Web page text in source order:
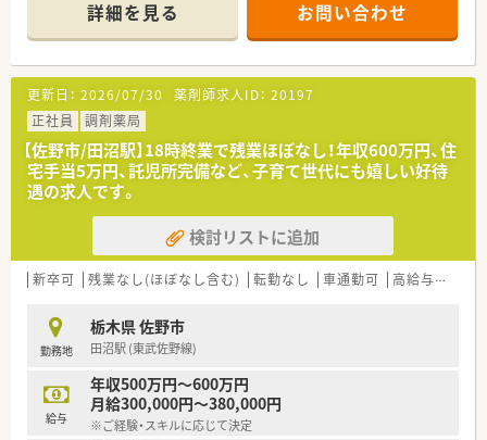
＜こんな企業です＞
■栃木県を中心に関東にて52店舗展開しているチェーン薬局で
■調剤薬局の運営の他に医療モールの企画・出店や開業支援を行
うなど医療業界に密着した事業展開を行っています。
■地域の皆様に頼って頂ける様にかかりつけ薬剤師の推進、在宅
医療の推進を行っています。
■普段薬局へご来局頂けない方へも当社を知って頂ける様に地
域の行事へも積極的に参加しております。
詳細を見る お問い合わせ
更新日： 2026/07/30 薬剤師求人ID： 20197
正社員
調剤薬局
【佐野市/田沼駅】18時終業で残業ほぼなし！年収600万円、住
宅手当5万円、託児所完備など、子育て世代にも嬉しい好待
遇の求人です。
検討リストに追加
新卒可 残業なし(ほぼなし含む) 転勤なし 車通勤可 高給与(600万円以上)
勤務地
栃木県 佐野市
田沼駅 (東武佐野線)
給与
年収500万円～600万円
月給300,000円～380,000円
※ご経験・スキルに応じて決定